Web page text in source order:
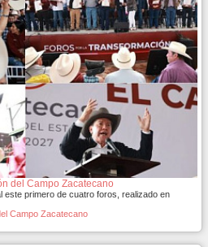
del Campo Zacatecano
este primero de cuatro foros, realizado en
Campo Zacatecano